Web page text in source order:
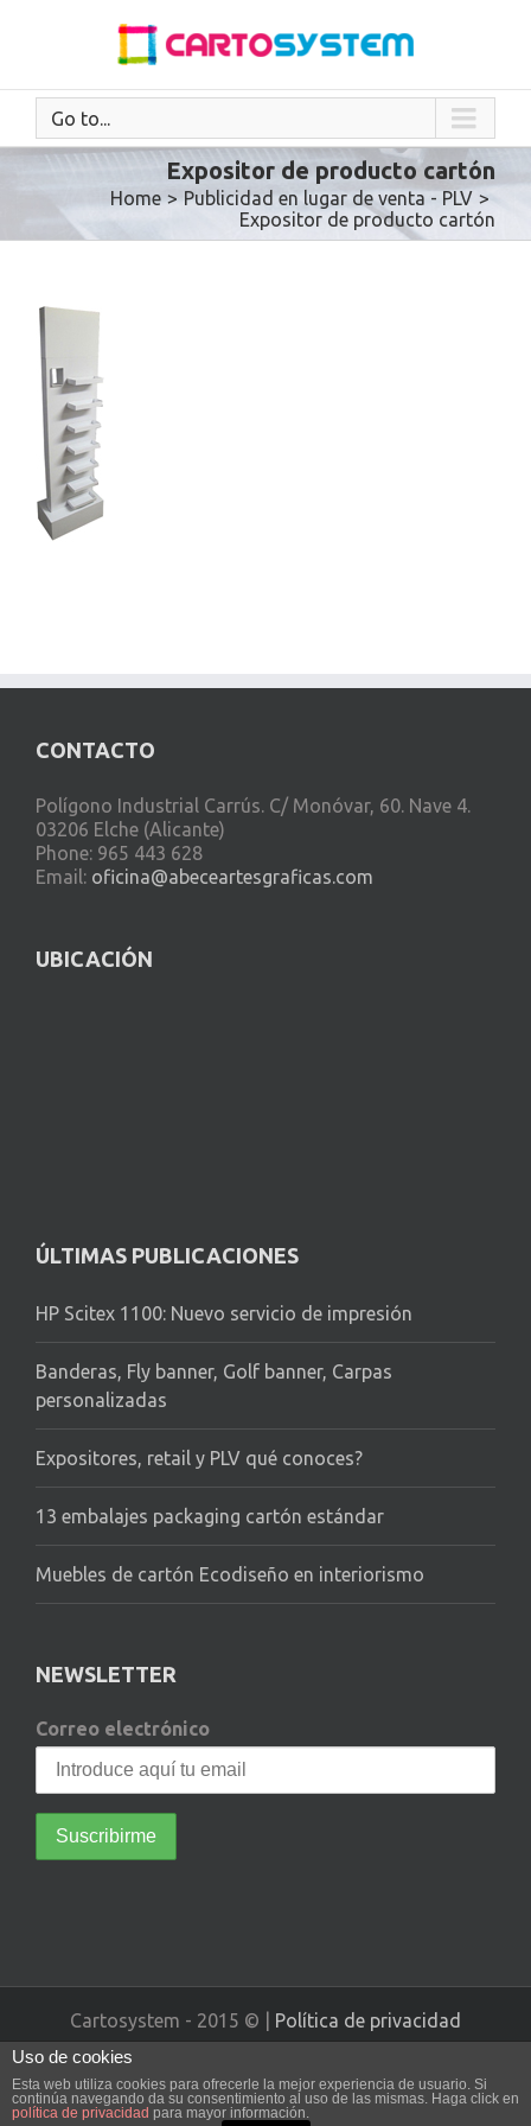
Go to...
Expositor de producto cartón
Home > Publicidad en lugar de venta - PLV >
Expositor de producto cartón
CONTACTO
Polígono Industrial Carrús. C/ Monóvar, 60. Nave 4.
03206 Elche (Alicante)
Phone: 965 443 628
Email: oficina@abeceartesgraficas.com
UBICACIÓN
ÚLTIMAS PUBLICACIONES
HP Scitex 1100: Nuevo servicio de impresión
Banderas, Fly banner, Golf banner, Carpas
personalizadas
Expositores, retail y PLV qué conoces?
13 embalajes packaging cartón estándar
Muebles de cartón Ecodiseño en interiorismo
NEWSLETTER
Correo electrónico
Cartosystem - 2015 © | Política de privacidad
Diseño web realizado por Vissanum
Uso de cookies
Esta web utiliza cookies para ofrecerle la mejor experiencia de usuario. Si
continúa navegando da su consentimiento al uso de las mismas. Haga click en
política de privacidad para mayor información.